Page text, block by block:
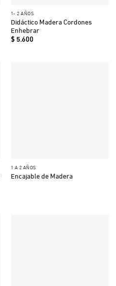
1- 2 AÑOS
Didáctico Madera Cordones
Enhebrar
$5.600
1 A 2 AÑOS
Encajable de Madera